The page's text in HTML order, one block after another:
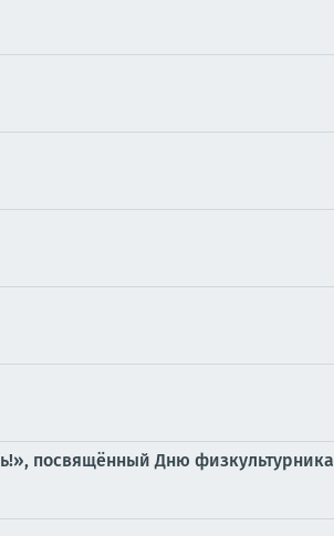
посвящённый Дню физкультурника